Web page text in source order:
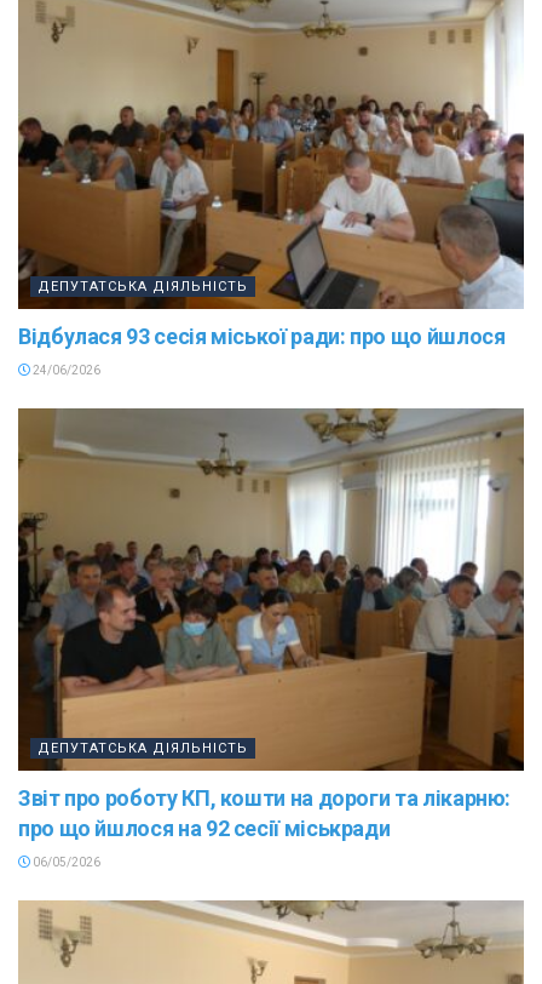
ДЕПУТАТСЬКА ДІЯЛЬНІСТЬ
Відбулася 93 сесія міської ради: про що йшлося
24/06/2026
ДЕПУТАТСЬКА ДІЯЛЬНІСТЬ
Звіт про роботу КП, кошти на дороги та лікарню:
про що йшлося на 92 сесії міськради
06/05/2026